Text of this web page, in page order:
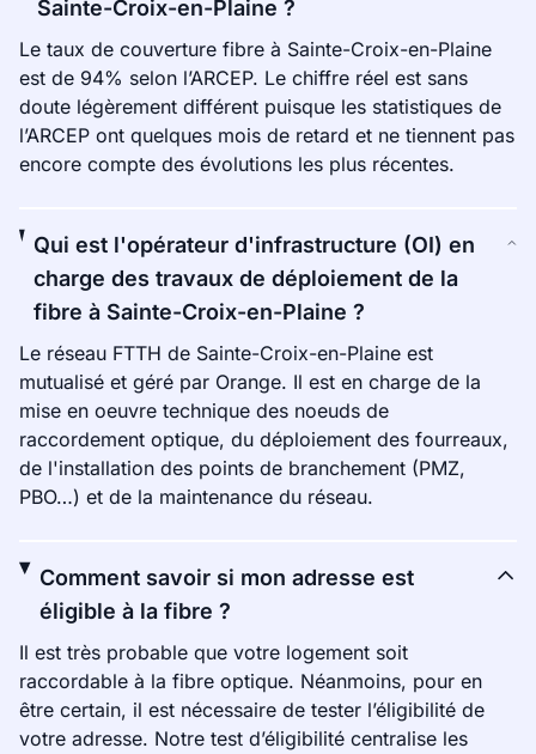
Sainte-Croix-en-Plaine ?
Le taux de couverture fibre à Sainte-Croix-en-Plaine
est de 94% selon l’ARCEP. Le chiffre réel est sans
doute légèrement différent puisque les statistiques de
l’ARCEP ont quelques mois de retard et ne tiennent pas
encore compte des évolutions les plus récentes.
Qui est l'opérateur d'infrastructure (OI) en
charge des travaux de déploiement de la
fibre à Sainte-Croix-en-Plaine ?
Le réseau FTTH de Sainte-Croix-en-Plaine est
mutualisé et géré par Orange. Il est en charge de la
mise en oeuvre technique des noeuds de
raccordement optique, du déploiement des fourreaux,
de l'installation des points de branchement (PMZ,
PBO…) et de la maintenance du réseau.
Comment savoir si mon adresse est
éligible à la fibre ?
Il est très probable que votre logement soit
raccordable à la fibre optique. Néanmoins, pour en
être certain, il est nécessaire de tester l’éligibilité de
votre adresse. Notre test d’éligibilité centralise les